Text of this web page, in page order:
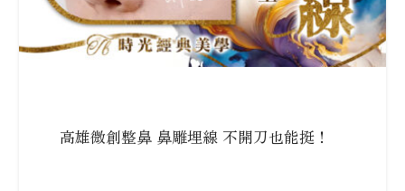
高雄微創整鼻 鼻雕埋線 不開刀也能挺！